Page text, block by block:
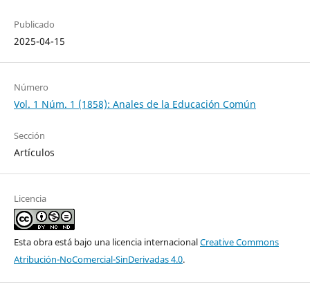
Publicado
2025-04-15
Número
Vol. 1 Núm. 1 (1858): Anales de la Educación Común
Sección
Artículos
Licencia
Esta obra está bajo una licencia internacionalCreative Commons
Atribución-NoComercial-SinDerivadas 4.0.